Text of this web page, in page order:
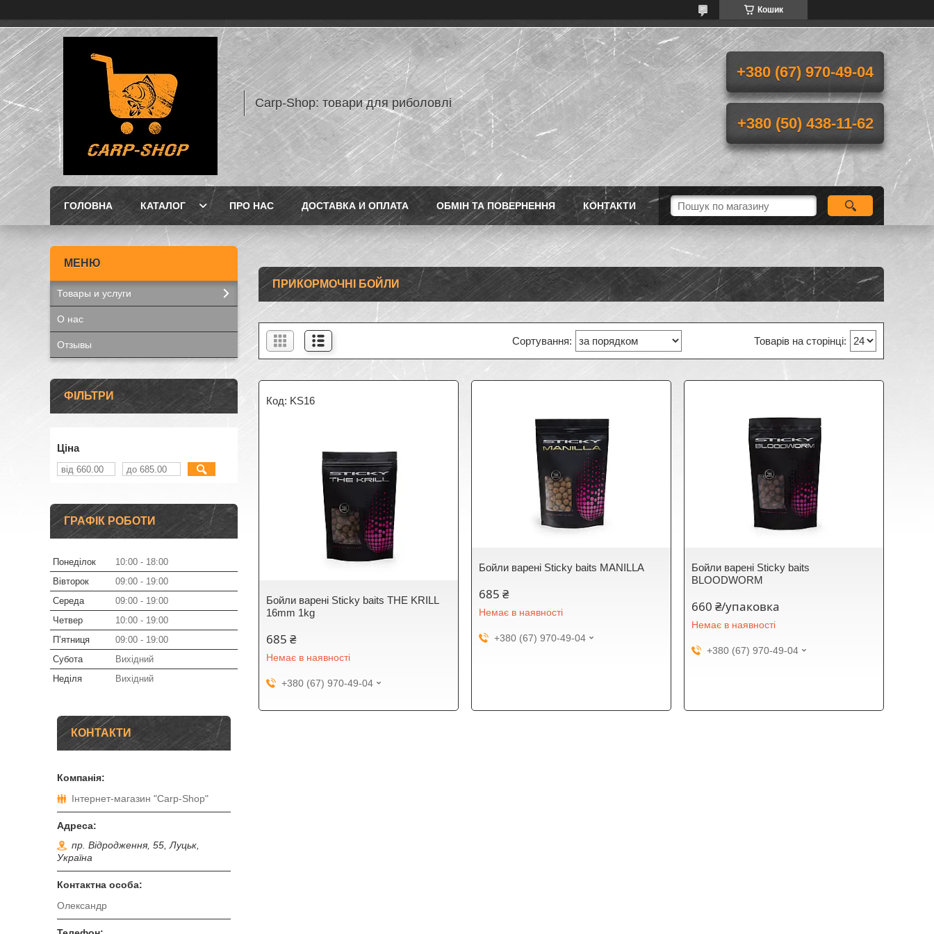
Кошик
Carp-Shop: товари для риболовлі
+380 (67) 970-49-04
+380 (50) 438-11-62
ГОЛОВНА КАТАЛОГ ПРО НАС ДОСТАВКА И ОПЛАТА ОБМІН ТА ПОВЕРНЕННЯ КОНТАКТИ
ПРИКОРМОЧНІ БОЙЛИ
KS16
Бойли варені Sticky baits THE KRILL
16mm 1kg
685 ₴
Немає в наявності
+380 (67) 970-49-04
Бойли варені Sticky baits MANILLA
685 ₴
Немає в наявності
+380 (67) 970-49-04
Бойли варені Sticky baits
BLOODWORM
660 ₴/упаковка
Немає в наявності
+380 (67) 970-49-04
Товары и услуги
О нас
Отзывы
ФІЛЬТРИ
Ціна
ГРАФІК РОБОТИ
Понеділок 10:00
18:00
Вівторок
09:00
19:00
Середа
09:00
19:00
Четвер
10:00
19:00
Пʼятниця
09:00
19:00
Субота
Вихідний
Неділя
Вихідний
КОНТАКТИ
Інтернет-магазин "Carp-Shop"
пр. Відродження, 55, Луцьк,
Україна
Олександр